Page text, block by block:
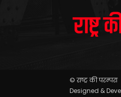
© राष्ट्र की परम्परा
Designed &